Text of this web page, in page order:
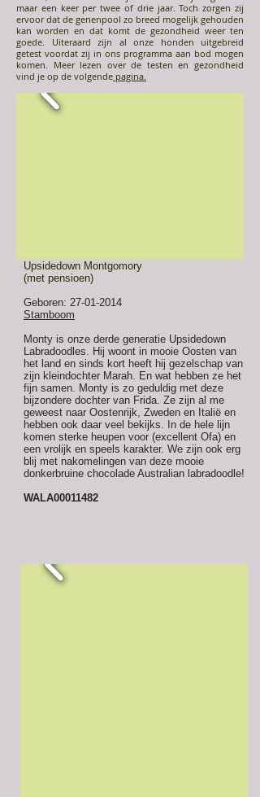
maar een keer per twee of drie jaar. Toch zorgen zij
ervoor dat de genenpool zo breed mogelijk gehouden
kan worden en dat komt de gezondheid weer ten
goede. Uiteraard zijn al onze honden uitgebreid
getest voordat zij in ons programma aan bod mogen
komen. Meer lezen over de testen en gezondheid
vind je op de volgende pagina.
Upsidedown Montgomory
(met pensioen)
Geboren: 27-01-2014
Stamboom
Monty is onze derde generatie Upsidedown
Labradoodles. Hij woont in mooie Oosten van
het land en sinds kort heeft hij gezelschap van
zijn kleindochter Marah. En wat hebben ze het
fijn samen. Monty is zo geduldig met deze
bijzondere dochter van Frida. Ze zijn al me
geweest naar Oostenrijk, Zweden en Italië en
hebben ook daar veel bekijks. In de hele lijn
komen sterke heupen voor (excellent Ofa) en
een vrolijk en speels karakter. We zijn ook erg
blij met nakomelingen van deze mooie
donkerbruine chocolade Australian labradoodle!
WALA00011482